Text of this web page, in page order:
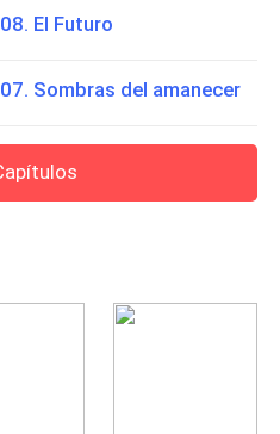
El Futuro
Sombras del amanecer